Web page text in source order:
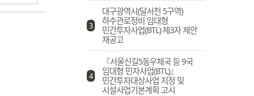
3
대구광역시(달서천 5구역)
하수관로정비 임대형
민간투자사업(BTL) 제3자 제안
재공고
4
『서울신길5동우체국 등 9국
임대형 민자사업(BTL)』
민간투자대상사업 지정 및
시설사업기본계획 고시